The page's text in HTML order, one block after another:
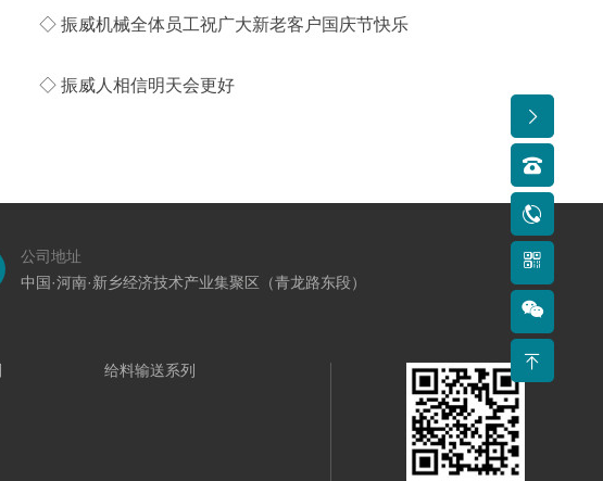
◇ 振威机械全体员工祝广大新老客户国庆节快乐
◇ 振威人相信明天会更好
公司地址
中国·河南·新乡经济技术产业集聚区（青龙路东段）
给料输送系列